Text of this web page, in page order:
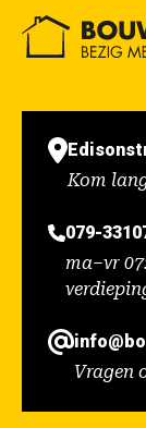
Kom
079-
ma–vr
Vragen